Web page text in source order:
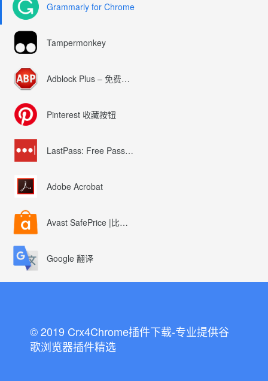
Grammarly for Chrome
Tampermonkey
Adblock Plus – 免费的广告拦截器
Pinterest 收藏按钮
LastPass: Free Password Manager
Adobe Acrobat
Avast SafePrice |比较、交易、优惠券
Google 翻译
© 2019 Crx4Chrome插件下载-专业提供谷
歌浏览器插件精选